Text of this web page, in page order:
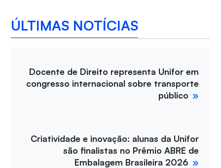
ÚLTIMAS NOTÍCIAS
Docente de Direito representa Unifor em
congresso internacional sobre transporte
público
Criatividade e inovação: alunas da Unifor
são finalistas no Prêmio ABRE de
Embalagem Brasileira 2026